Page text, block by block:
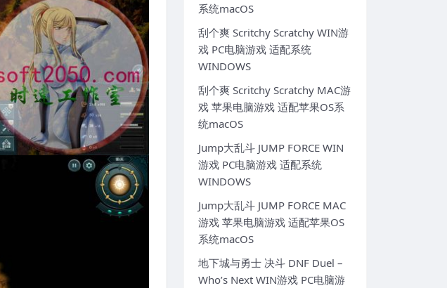
系统macOS
刮个爽 Scritchy Scratchy WIN游
戏 PC电脑游戏 适配系统
WINDOWS
刮个爽 Scritchy Scratchy MAC游
戏 苹果电脑游戏 适配苹果OS系
统macOS
Jump大乱斗 JUMP FORCE WIN
游戏 PC电脑游戏 适配系统
WINDOWS
Jump大乱斗 JUMP FORCE MAC
游戏 苹果电脑游戏 适配苹果OS
系统macOS
地下城与勇士 决斗 DNF Duel –
Who’s Next WIN游戏 PC电脑游